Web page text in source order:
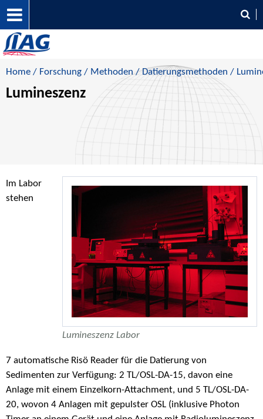
Home / Forschung / Methoden/Datierungsmethoden /
Lumineszenz
Lumineszenz Labor
Im Labor
stehen
7 automatische Risö Reader für die Datierung von
Sedimenten zur Verfügung: 2 TL/OSL-DA-15, davon eine
Anlage mit einem Einzelkorn-Attachment, und 5 TL/OSL-DA-
20, wovon 4 Anlagen mit gepulster OSL (inklusive Photon